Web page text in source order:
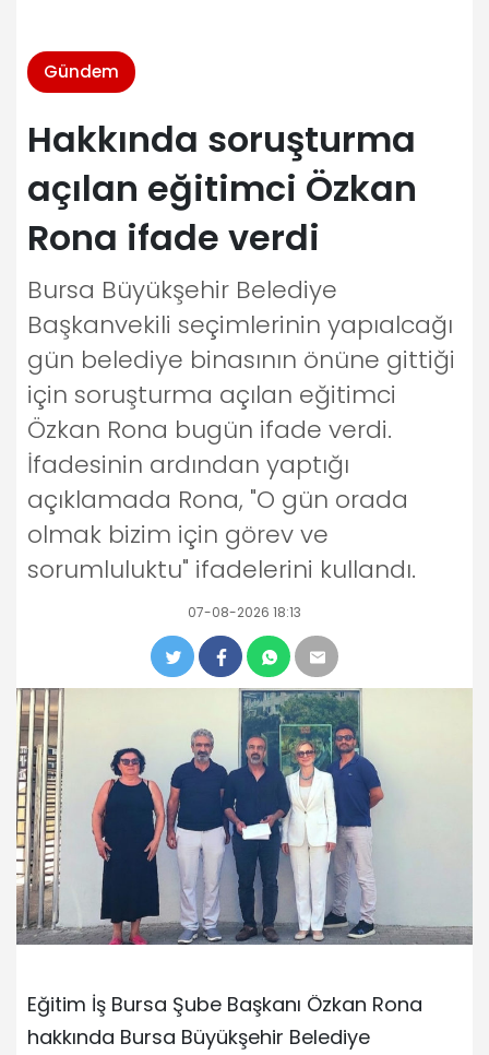
Gündem
Hakkında soruşturma
açılan eğitimci Özkan
Rona ifade verdi
Bursa Büyükşehir Belediye
Başkanvekili seçimlerinin yapıalcağı
gün belediye binasının önüne gittiği
için soruşturma açılan eğitimci
Özkan Rona bugün ifade verdi.
İfadesinin ardından yaptığı
açıklamada Rona, "O gün orada
olmak bizim için görev ve
sorumluluktu" ifadelerini kullandı.
07-08-2026 18:13
Eğitim İş Bursa Şube Başkanı Özkan Rona
hakkında Bursa Büyükşehir Belediye